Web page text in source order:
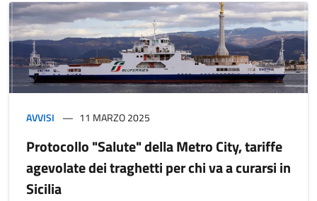
AVVISI 11 MARZO 2025
Protocollo "Salute" della Metro City, tariffe
agevolate dei traghetti per chi va a curarsi in
Sicilia